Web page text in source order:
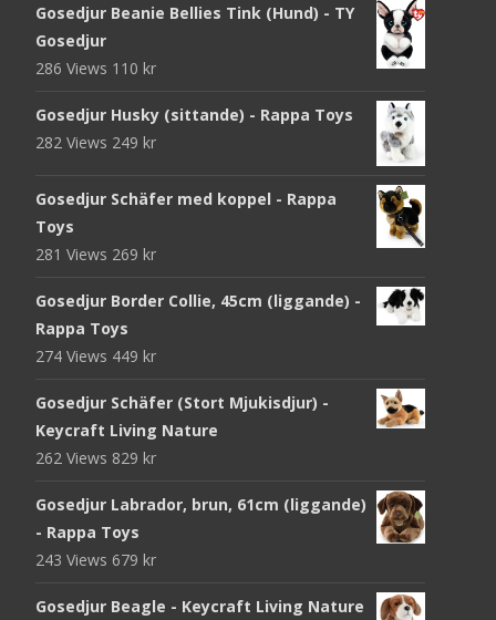
Gosedjur Beanie Bellies Tink (Hund) - TY
Gosedjur
286 Views 110 kr
Gosedjur Husky (sittande) - Rappa Toys
282 Views 249 kr
Gosedjur Schäfer med koppel - Rappa
Toys
281 Views 269 kr
Gosedjur Border Collie, 45cm (liggande) -
Rappa Toys
274 Views 449 kr
Gosedjur Schäfer (Stort Mjukisdjur) -
Keycraft Living Nature
262 Views 829 kr
Gosedjur Labrador, brun, 61cm (liggande)
- Rappa Toys
243 Views 679 kr
Gosedjur Beagle - Keycraft Living Nature